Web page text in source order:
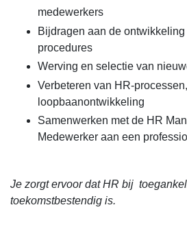
medewerkers
Bijdragen aan de
procedures
Werving en selectie van
Verbeteren van HR-
loopbaanontwikkeling
Samenwerken met de HR
Medewerker aan een
Je zorgt ervoor dat HR bij
toekomstbestendig is.